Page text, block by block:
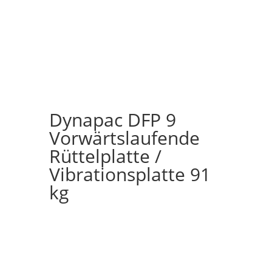
Dynapac DFP 9
Vorwärtslaufende
Rüttelplatte /
Vibrationsplatte 91
kg